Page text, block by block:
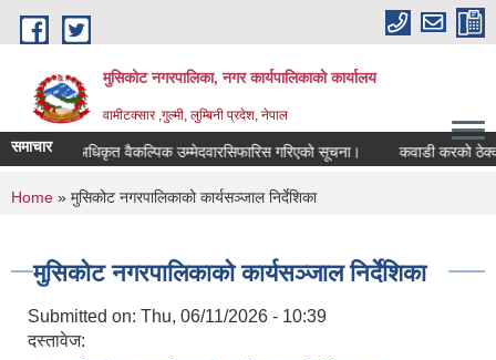
Skip to main content
मुसिकोट नगरपालिका, नगर कार्यपालिकाकाे कार्यालय
वामीटक्सार ,गुल्मी, लुम्बिनी प्रदेश, नेपाल
समाचार
नापीअधिकृत वैकल्पिक उम्मेदवारसिफारिस गरिएको सूचना। कवाडी करको ठेक्का
You are here
Home » मुसिकोट नगरपालिकाको कार्यसञ्जाल निर्देशिका
मुसिकोट नगरपालिकाको कार्यसञ्जाल निर्देशिका
Submitted on: Thu, 06/11/2026 - 10:39
दस्तावेज: